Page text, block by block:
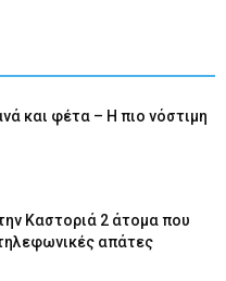
και φέτα – Η πιο νόστιμη
Καστοριά 2 άτομα που
απάτες